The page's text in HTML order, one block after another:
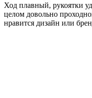
Ход плавный, рукоятки
целом довольно
нравится дизайн или